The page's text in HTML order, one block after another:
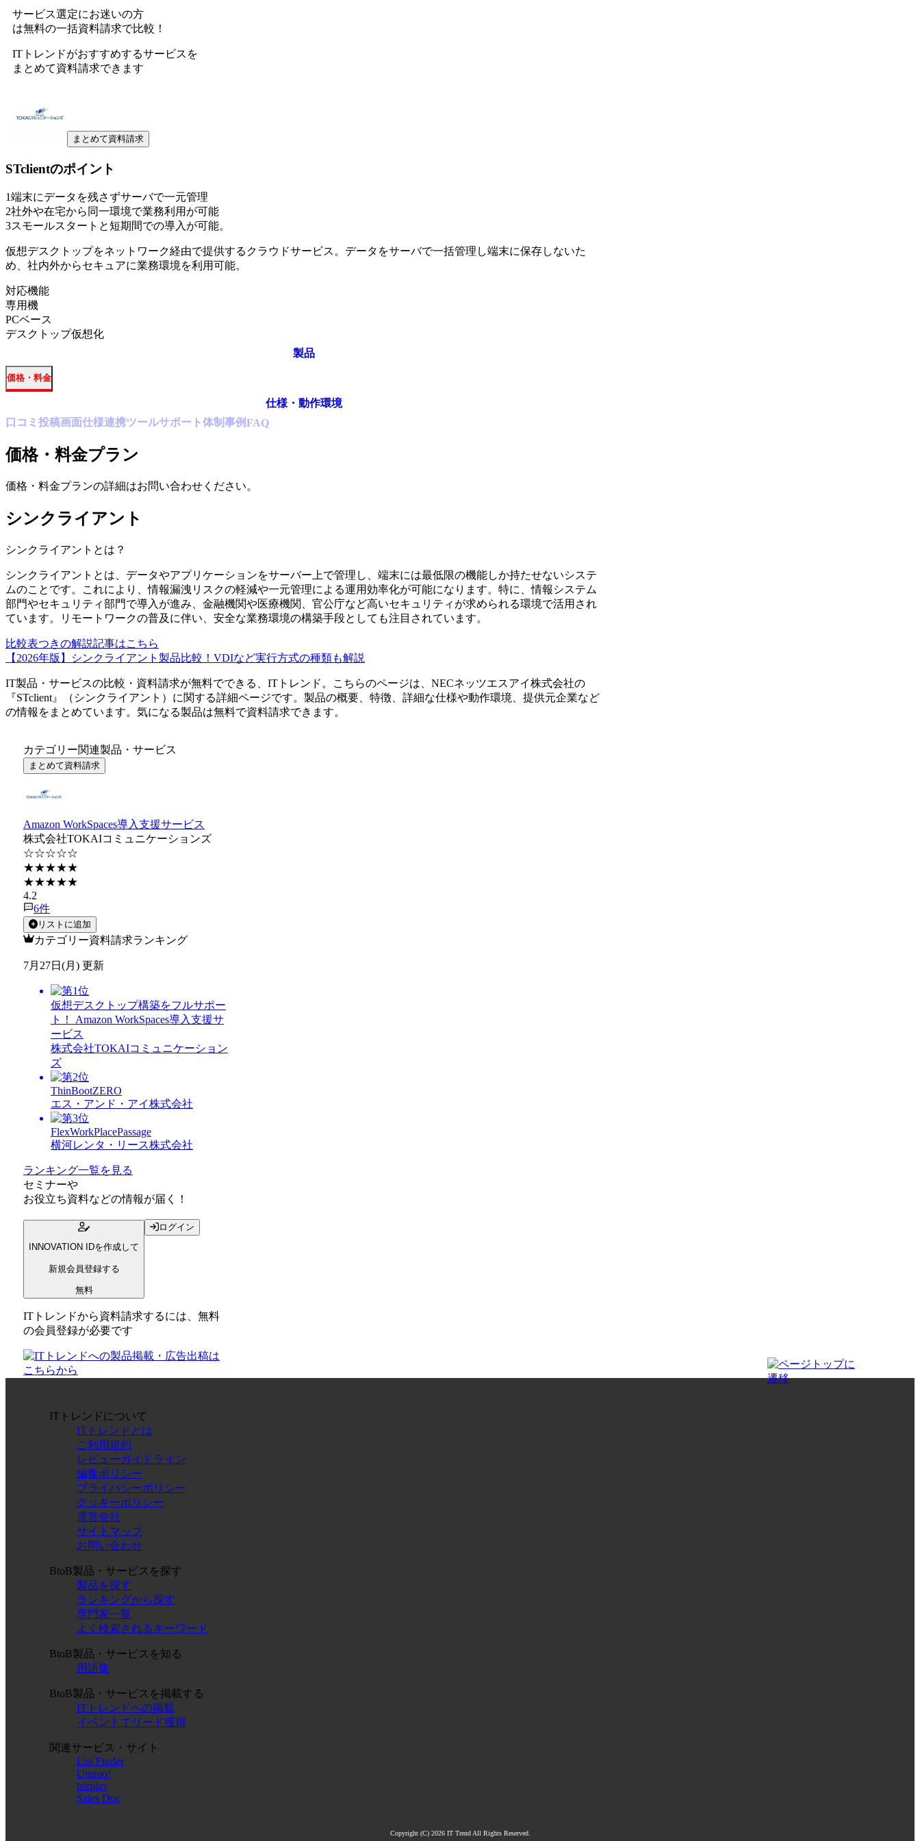
サービス選定にお迷いの方
は無料の一括資料請求で比較！
ITトレンドがおすすめするサービスを
まとめて資料請求できます
まとめて資料請求
STclientのポイント
1端末にデータを残さずサーバで一元管理
2社外や在宅から同一環境で業務利用が可能
3スモールスタートと短期間での導入が可能。
仮想デスクトップをネットワーク経由で提供するクラウドサービス。データをサーバで一括管理し端末に保存しないた
め、社内外からセキュアに業務環境を利用可能。
対応機能
専用機
PCベース
デスクトップ仮想化
製品
価格・料金
仕様・動作環境
口コミ 投稿画面仕様連携ツールサポート体制 事例FAQ
価格・料金プラン
価格・料金プランの詳細はお問い合わせください。
シンクライアント
シンクライアント とは？
シンクライアントとは、データやアプリケーションをサーバー上で管理し、端末には最低限の機能しか持たせないシステ
ムのことです。これにより、情報漏洩リスクの軽減や一元管理による運用効率化が可能になります。特に、情報システム
部門やセキュリティ部門で導入が進み、金融機関や医療機関、官公庁など高いセキュリティが求められる環境で活用され
ています。リモートワークの普及に伴い、安全な業務環境の構築手段としても注目されています。
比較表つきの解説記事はこちら
【2026年版】シンクライアント製品比較！VDIなど実行方式の種類も解説
IT製品・サービスの比較・資料請求が無料でできる、ITトレンド。こちらのページは、 NECネッツエスアイ株式会社の
『STclient 』（ シンクライアント ）に関する詳細ページです。製品の概要、特徴、詳細な仕様や動作環境、提供元企業など
の情報をまとめています。気になる製品は無料で資料請求できます。
カテゴリー関連製品・サービス
まとめて資料請求
Amazon WorkSpaces導入支援サービス
株式会社TOKAIコミュニケーションズ
☆☆☆☆☆
★★★★★
★★★★★
4.2
6件
リストに追加
カテゴリー資料請求ランキング
7月27日(月) 更新
仮想デスクトップ構築をフルサポー
ト！ Amazon WorkSpaces導入支援サ
ービス
株式会社TOKAIコミュニケーション
ズ
ThinBootZERO
エス・アンド・アイ株式会社
FlexWorkPlacePassage
横河レンタ・リース株式会社
ランキング一覧を見る
セミナーや
お役立ち資料などの情報が届く！
INNOVATION IDを作成して
新規会員登録する
無料
ログイン
ITトレンドから資料請求するには、無料
の会員登録が必要です
ITトレンドについて
ITトレンドとは
ご利用規約
レビューガイドライン
編集ポリシー
プライバシーポリシー
クッキーポリシー
運営会社
サイトマップ
お問い合わせ
BtoB製品・サービスを探す
製品を探す
ランキングから探す
専門家一覧
よく検索されるキーワード
BtoB製品・サービスを知る
用語集
BtoB製品・サービスを掲載する
ITトレンドへの掲載
イベントでリード獲得
関連サービス・サイト
List Finder
Urumo!
bizplay
Sales Doc
Copyright (C) 2026IT Trend All Rights Reserved.